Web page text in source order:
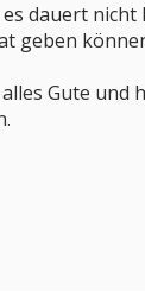
dauert nicht
geben
Gute und